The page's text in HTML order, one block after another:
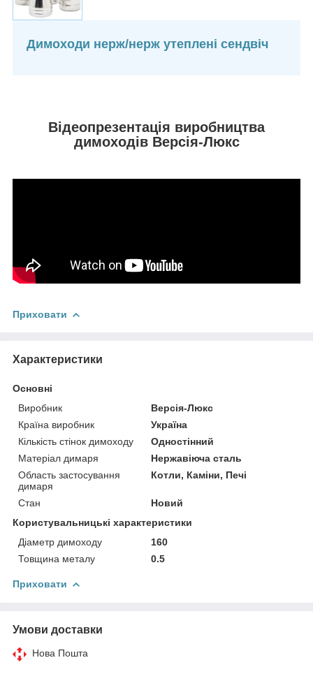
Димоходи нерж/нерж утеплені сендвіч
Відеопрезентація виробництва
димоходів Версія-Люкс
Приховати
Характеристики
Основні
Виробник
Версія-Люкс
Країна виробник
Україна
Кількість стінок димоходу
Одностінний
Матеріал димаря
Нержавіюча сталь
Область застосування
димаря
Котли, Каміни, Печі
Стан
Новий
Користувальницькі характеристики
Діаметр димоходу
160
Товщина металу
0.5
Приховати
Умови доставки
Нова Пошта